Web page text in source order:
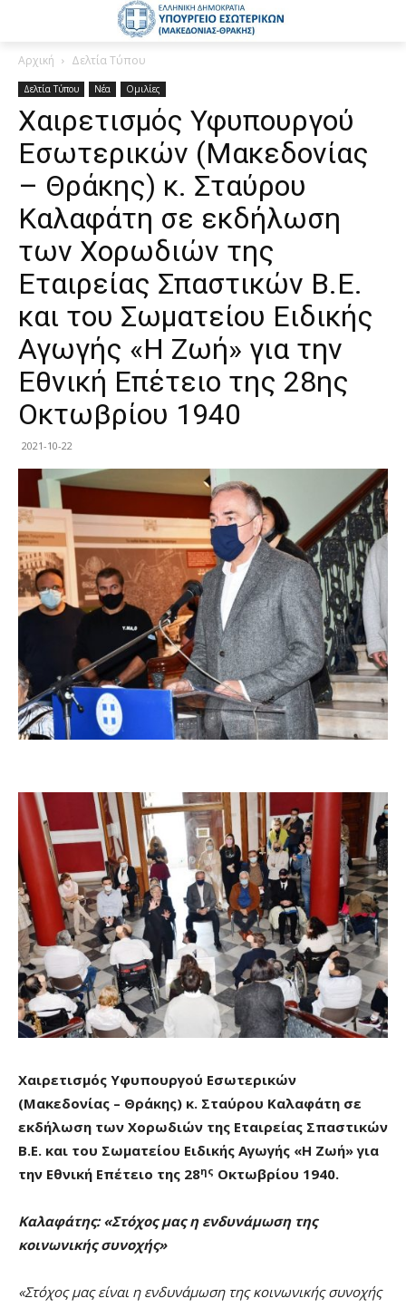
Αρχική Δελτία Τύπου
Δελτία Τύπου Νέα Ομιλίες
Χαιρετισμός Υφυπουργού
Εσωτερικών (Μακεδονίας
– Θράκης) κ. Σταύρου
Καλαφάτη σε εκδήλωση
των Χορωδιών της
Εταιρείας Σπαστικών Β.Ε.
και του Σωματείου Ειδικής
Αγωγής «Η Ζωή» για την
Εθνική Επέτειο της 28ης
Οκτωβρίου 1940
2021-10-22
Χαιρετισμός Υφυπουργού Εσωτερικών
(Μακεδονίας – Θράκης) κ. Σταύρου Καλαφάτη σε
εκδήλωση των Χορωδιών της Εταιρείας Σπαστικών
Β.Ε. και του Σωματείου Ειδικής Αγωγής «Η Ζωή» για
την Εθνική Επέτειο της 28ης Οκτωβρίου 1940.
Καλαφάτης: «Στόχος μας η ενδυνάμωση της
κοινωνικής συνοχής»
«Στόχος μας είναι η ενδυνάμωση της κοινωνικής συνοχής